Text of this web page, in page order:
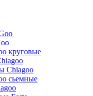
круговые
Chiagoo
сьемные